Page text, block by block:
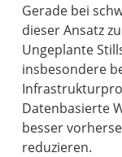
Gerade bei
dieser Ansatz
Ungeplante
insbesondere
Datenbasierte
besser
reduzieren.